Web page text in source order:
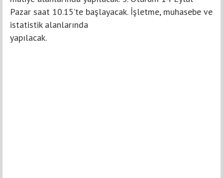
Pazar saat 10.15’te başlayacak. İşletme, muhasebe ve
istatistik alanlarında
yapılacak.